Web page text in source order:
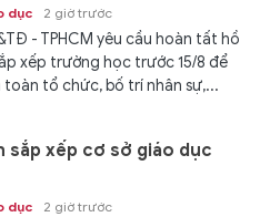
dục 2 giờ trước
- TPHCM yêu cầu hoàn tất hồ
xếp trường học trước 15/8 để
toàn tổ chức, bố trí nhân sự,...
sắp xếp cơ sở giáo dục
dục 2 giờ trước